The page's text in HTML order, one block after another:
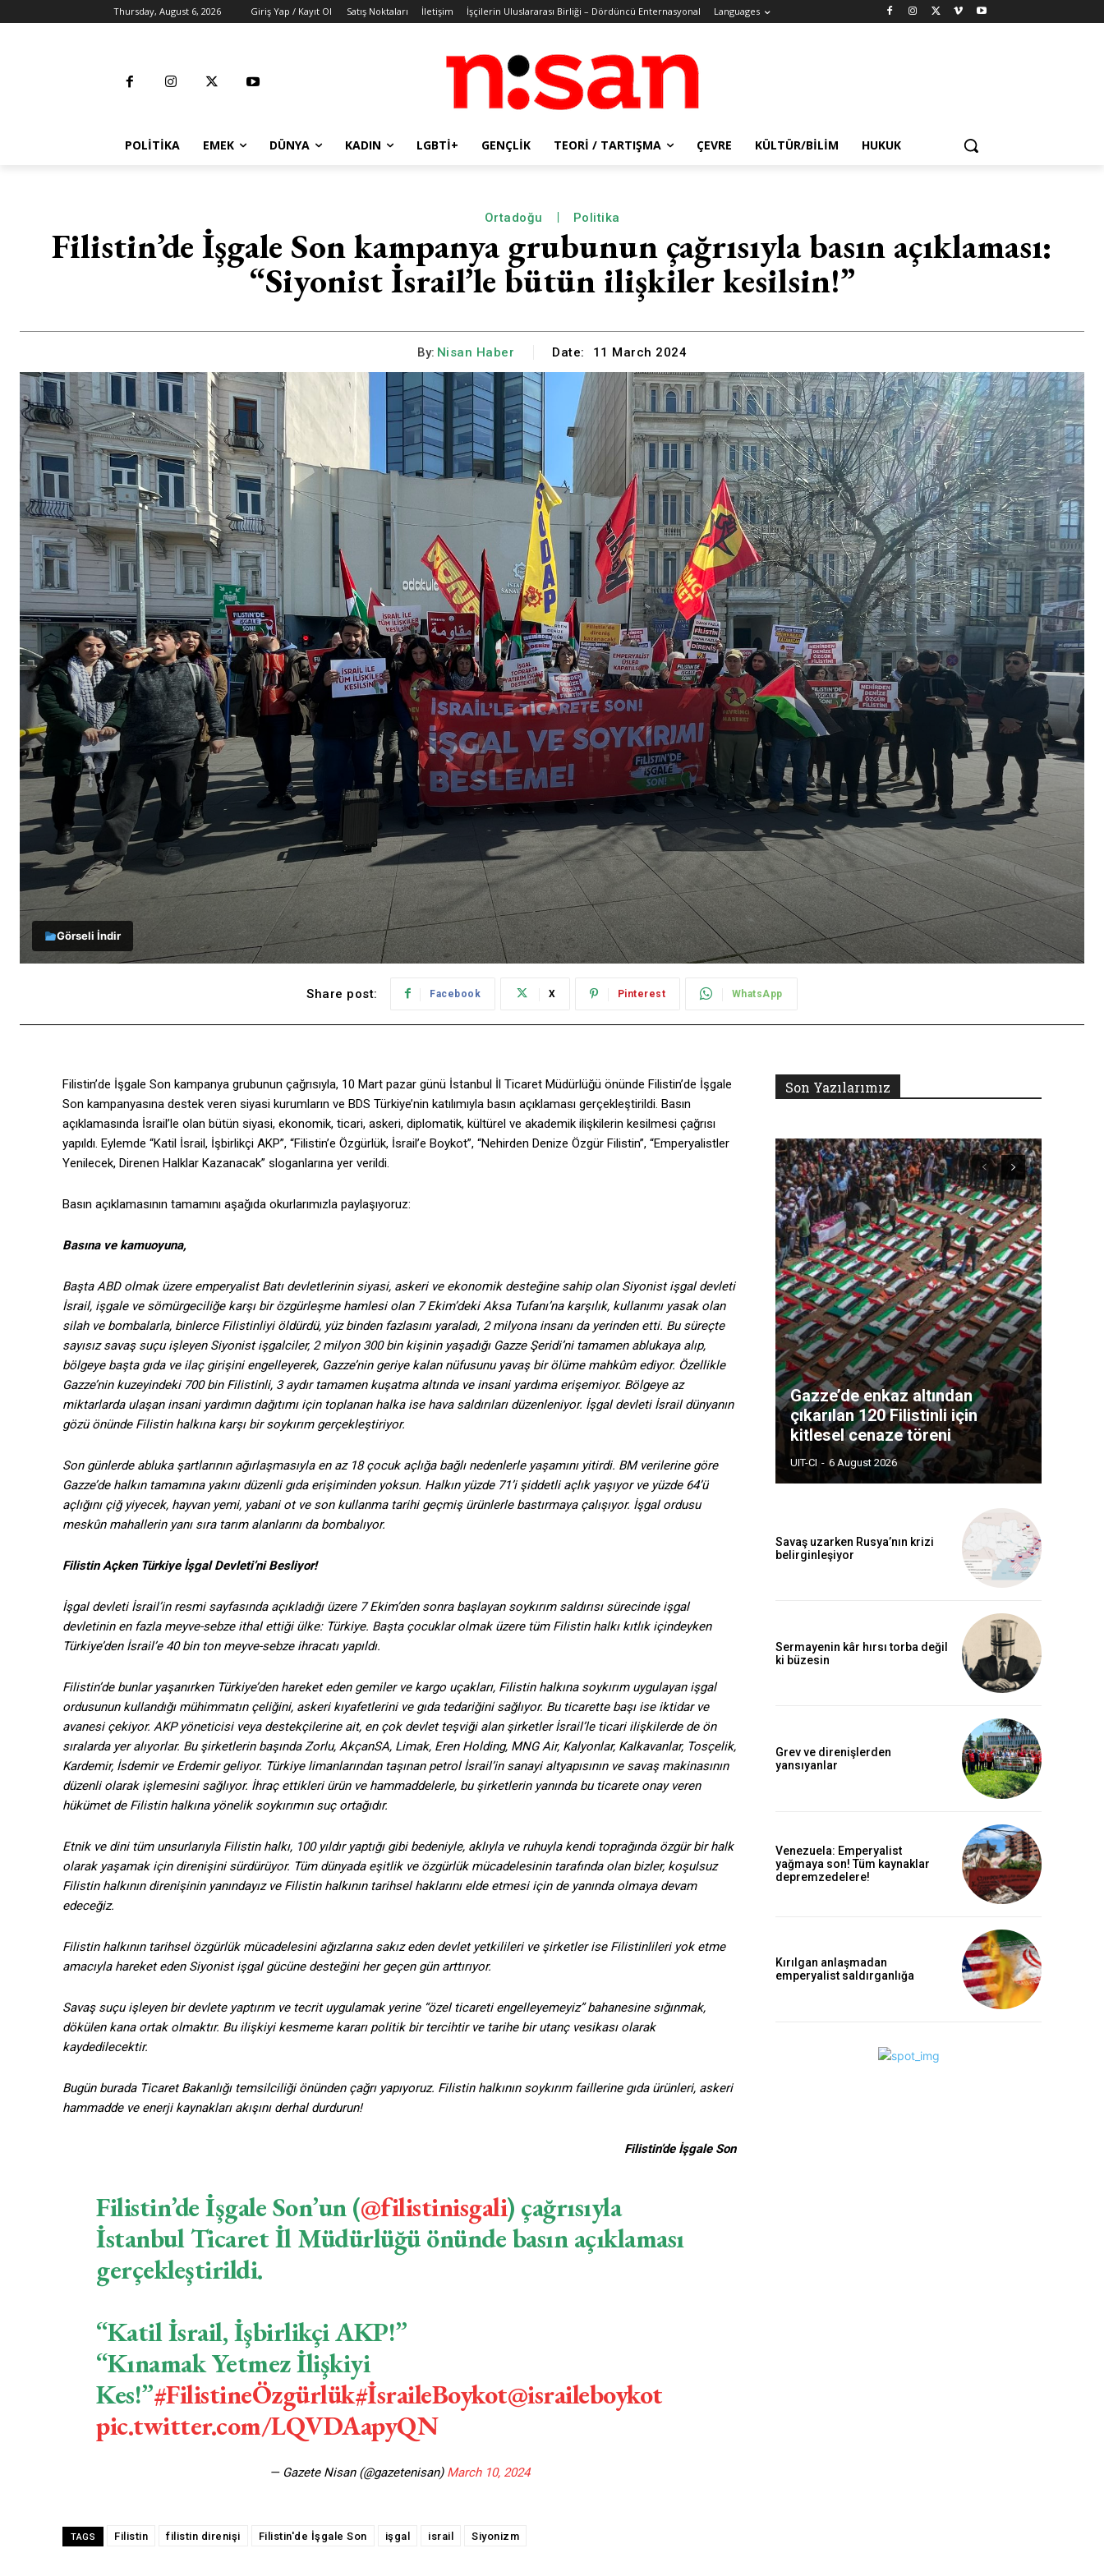
Thursday, August 6, 2026 Giriş Yap / Kayıt Ol Satış Noktaları İletişim İşçilerin Uluslararası Birliği – Dördüncü Enternasyonal Languages
POLITIKA EMEK DÜNYA KADIN LGBTİ+ GENÇLIK TEORI / TARTIŞMA ÇEVRE KÜLTÜR/BILIM HUKUK
Ortadoğu Politika
Filistin’de İşgale Son kampanya grubunun çağrısıyla basın açıklaması:
“Siyonist İsrail’le bütün ilişkiler kesilsin!”
By: Nisan Haber Date: 11 March 2024
Görseli İndir
Share post: Facebook X Pinterest WhatsApp
Filistin’de İşgale Son kampanya grubunun çağrısıyla, 10 Mart pazar günü İstanbul İl Ticaret Müdürlüğü önünde Filistin’de İşgale
Son kampanyasına destek veren siyasi kurumların ve BDS Türkiye’nin katılımıyla basın açıklaması gerçekleştirildi. Basın
açıklamasında İsrail’le olan bütün siyasi, ekonomik, ticari, askeri, diplomatik, kültürel ve akademik ilişkilerin kesilmesi çağrısı
yapıldı. Eylemde “Katil İsrail, İşbirlikçi AKP”, “Filistin’e Özgürlük, İsrail’e Boykot”, “Nehirden Denize Özgür Filistin”, “Emperyalistler
Yenilecek, Direnen Halklar Kazanacak” sloganlarına yer verildi.
Basın açıklamasının tamamını aşağıda okurlarımızla paylaşıyoruz:
Basına ve kamuoyuna,
Başta ABD olmak üzere emperyalist Batı devletlerinin siyasi, askeri ve ekonomik desteğine sahip olan Siyonist işgal devleti
İsrail, işgale ve sömürgeciliğe karşı bir özgürleşme hamlesi olan 7 Ekim’deki Aksa Tufanı’na karşılık, kullanımı yasak olan
silah ve bombalarla, binlerce Filistinliyi öldürdü, yüz binden fazlasını yaraladı, 2 milyona insanı da yerinden etti. Bu süreçte
sayısız savaş suçu işleyen Siyonist işgalciler, 2 milyon 300 bin kişinin yaşadığı Gazze Şeridi’ni tamamen ablukaya alıp,
bölgeye başta gıda ve ilaç girişini engelleyerek, Gazze’nin geriye kalan nüfusunu yavaş bir ölüme mahkûm ediyor. Özellikle
Gazze’nin kuzeyindeki 700 bin Filistinli, 3 aydır tamamen kuşatma altında ve insani yardıma erişemiyor. Bölgeye az
miktarlarda ulaşan insani yardımın dağıtımı için toplanan halka ise hava saldırıları düzenleniyor. İşgal devleti İsrail dünyanın
gözü önünde Filistin halkına karşı bir soykırım gerçekleştiriyor.
Son günlerde abluka şartlarının ağırlaşmasıyla en az 18 çocuk açlığa bağlı nedenlerle yaşamını yitirdi. BM verilerine göre
Gazze’de halkın tamamına yakını düzenli gıda erişiminden yoksun. Halkın yüzde 71’i şiddetli açlık yaşıyor ve yüzde 64’ü
açlığını çiğ yiyecek, hayvan yemi, yabani ot ve son kullanma tarihi geçmiş ürünlerle bastırmaya çalışıyor. İşgal ordusu
meskûn mahallerin yanı sıra tarım alanlarını da bombalıyor.
Filistin Açken Türkiye İşgal Devleti’ni Besliyor!
İşgal devleti İsrail’in resmi sayfasında açıkladığı üzere 7 Ekim’den sonra başlayan soykırım saldırısı sürecinde işgal
devletinin en fazla meyve-sebze ithal ettiği ülke: Türkiye. Başta çocuklar olmak üzere tüm Filistin halkı kıtlık içindeyken
Türkiye’den İsrail’e 40 bin ton meyve-sebze ihracatı yapıldı.
Filistin’de bunlar yaşanırken Türkiye’den hareket eden gemiler ve kargo uçakları, Filistin halkına soykırım uygulayan işgal
ordusunun kullandığı mühimmatın çeliğini, askeri kıyafetlerini ve gıda tedariğini sağlıyor. Bu ticarette başı ise iktidar ve
avanesi çekiyor. AKP yöneticisi veya destekçilerine ait, en çok devlet teşviği alan şirketler İsrail’le ticari ilişkilerde de ön
sıralarda yer alıyorlar. Bu şirketlerin başında Zorlu, AkçanSA, Limak, Eren Holding, MNG Air, Kalyonlar, Kalkavanlar, Tosçelik,
Kardemir, İsdemir ve Erdemir geliyor. Türkiye limanlarından taşınan petrol İsrail’in sanayi altyapısının ve savaş makinasının
düzenli olarak işlemesini sağlıyor. İhraç ettikleri ürün ve hammaddelerle, bu şirketlerin yanında bu ticarete onay veren
hükümet de Filistin halkına yönelik soykırımın suç ortağıdır.
Etnik ve dini tüm unsurlarıyla Filistin halkı, 100 yıldır yaptığı gibi bedeniyle, aklıyla ve ruhuyla kendi toprağında özgür bir halk
olarak yaşamak için direnişini sürdürüyor. Tüm dünyada eşitlik ve özgürlük mücadelesinin tarafında olan bizler, koşulsuz
Filistin halkının direnişinin yanındayız ve Filistin halkının tarihsel haklarını elde etmesi için de yanında olmaya devam
edeceğiz.
Filistin halkının tarihsel özgürlük mücadelesini ağızlarına sakız eden devlet yetkilileri ve şirketler ise Filistinlileri yok etme
amacıyla hareket eden Siyonist işgal gücüne desteğini her geçen gün arttırıyor.
Savaş suçu işleyen bir devlete yaptırım ve tecrit uygulamak yerine “özel ticareti engelleyemeyiz” bahanesine sığınmak,
dökülen kana ortak olmaktır. Bu ilişkiyi kesmeme kararı politik bir tercihtir ve tarihe bir utanç vesikası olarak
kaydedilecektir.
Bugün burada Ticaret Bakanlığı temsilciliği önünden çağrı yapıyoruz. Filistin halkının soykırım faillerine gıda ürünleri, askeri
hammadde ve enerji kaynakları akışını derhal durdurun!
Filistin’de İşgale Son
Filistin’de İşgale Son’un (@filistinisgali) çağrısıyla
İstanbul Ticaret İl Müdürlüğü önünde basın açıklaması
gerçekleştirildi.
“Katil İsrail, İşbirlikçi AKP!”
“Kınamak Yetmez İlişkiyi
Kes!”#FilistineÖzgürlük#İsraileBoykot@israileboykot
pic.twitter.com/LQVDAapyQN
— Gazete Nisan (@gazetenisan) March 10, 2024
TAGS Filistin filistin direnişi Filistin'de İşgale Son işgal israil Siyonizm
Son Yazılarımız
Gazze’de enkaz altından
çıkarılan 120 Filistinli için
kitlesel cenaze töreni
UIT-CI - 6 August 2026
Savaş uzarken Rusya’nın krizi
belirginleşiyor
Sermayenin kâr hırsı torba değil
ki büzesin
Grev ve direnişlerden
yansıyanlar
Venezuela: Emperyalist
yağmaya son! Tüm kaynaklar
depremzedelere!
Kırılgan anlaşmadan
emperyalist saldırganlığa